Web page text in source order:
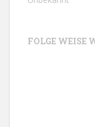
FOLGE WEISE